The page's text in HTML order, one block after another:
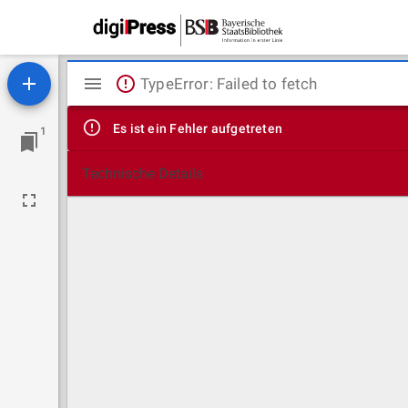
1
Mirador
Viewer
TypeError: Failed to fetch
Es ist ein Fehler aufgetreten
Technische Details